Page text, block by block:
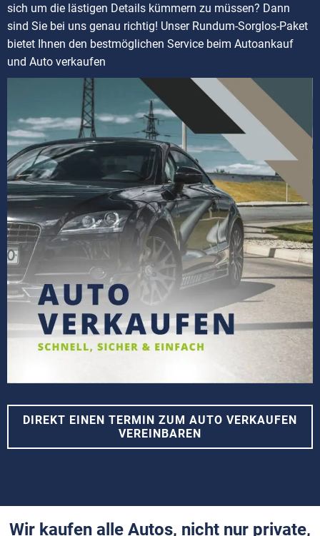
sich um die lästigen Details kümmern zu müssen? Dann
sind Sie bei uns genau richtig! Unser Rundum-Sorglos-Paket
bietet Ihnen den bestmöglichen Service beim Autoankauf
und Auto verkaufen
DIREKT EINEN TERMIN ZUM AUTO VERKAUFEN
VEREINBAREN
Wir kaufen alle Autos, nicht nur private,